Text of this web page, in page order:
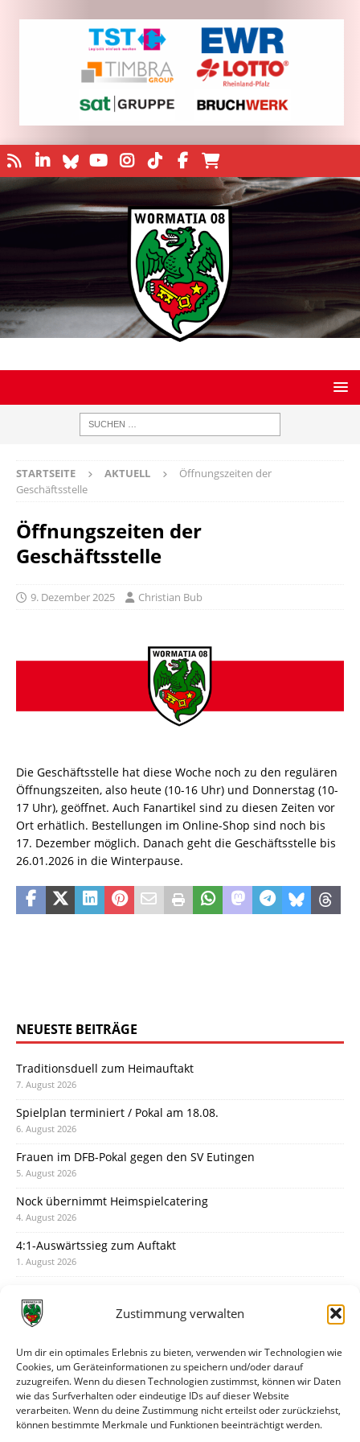
Zustimmung verwalten
Um dir ein optimales Erlebnis zu bieten, verwenden wir Technologien wie
Cookies, um Geräteinformationen zu speichern und/oder darauf
zuzugreifen. Wenn du diesen Technologien zustimmst, können wir Daten
wie das Surfverhalten oder eindeutige IDs auf dieser Website
verarbeiten. Wenn du deine Zustimmung nicht erteilst oder zurückziehst,
können bestimmte Merkmale und Funktionen beeinträchtigt werden.
STARTSEITE AKTUELL
Öffnungszeiten der
Geschäftsstelle
Öffnungszeiten der
Geschäftsstelle
9. Dezember 2025 Christian Bub
Die Geschäftsstelle hat diese Woche noch zu den regulären
Öffnungszeiten, also heute (10-16 Uhr) und Donnerstag (10-
17 Uhr), geöffnet. Auch Fanartikel sind zu diesen Zeiten vor
Ort erhätlich. Bestellungen im Online-Shop sind noch bis
17. Dezember möglich. Danach geht die Geschäftsstelle bis
26.01.2026 in die Winterpause.
NEUESTE BEITRÄGE
Traditionsduell zum Heimauftakt
7. August 2026
Spielplan terminiert / Pokal am 18.08.
6. August 2026
Frauen im DFB-Pokal gegen den SV Eutingen
5. August 2026
Nock übernimmt Heimspielcatering
4. August 2026
4:1-Auswärtssieg zum Auftakt
1. August 2026
31. Juli 2026
30. Juli 2026
Deine Spielminute: 89+1
28. Juli 2026
Neuer Rückensponsor